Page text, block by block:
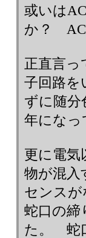
或いは
か？
正直言っ
子回路を
ずに随
年にな
更に電気
物が混入
センス
蛇口の締
た。 蛇